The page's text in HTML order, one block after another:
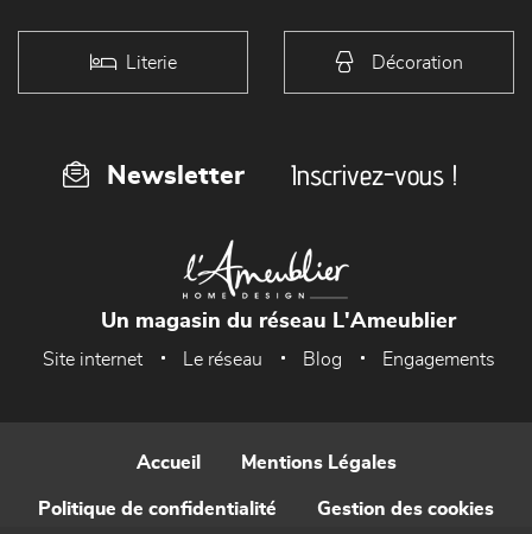
Literie Décoration
Newsletter Inscrivez-vous !
Un magasin du réseau L'Ameublier
Site internet Le réseau Blog Engagements
Accueil Mentions Légales
Politique de confidentialité Gestion des cookies